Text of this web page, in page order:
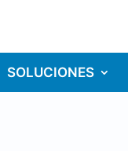
SOLUCIONES